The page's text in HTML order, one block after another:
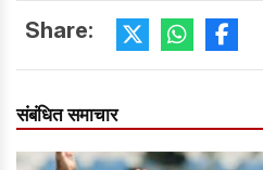
Share:
संबंधित समाचार